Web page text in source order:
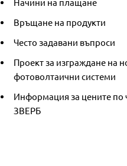
Връщане на продукти
Често задавани въпроси
Проект за изграждане на
фотоволтаични системи
Информация за цените по
ЗВЕРБ